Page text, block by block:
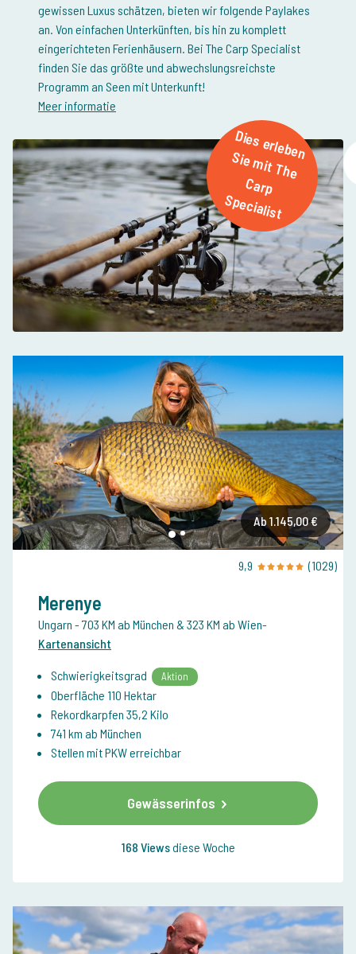
gewissen Luxus schätzen, bieten wir folgende Paylakes
an. Von einfachen Unterkünften, bis hin zu komplett
eingerichteten Ferienhäusern. Bei The Carp Specialist
finden Sie das größte und abwechslungsreichste
Meer informatie
D
ie
s
e
rle
b
e
n
S
ie
m
it T
h
e
C
a
rp
S
p
e
c
ia
lis
t
Ab 1.145,00 €
9,9 (1029)
Merenye
Ungarn - 703 KM ab München & 323 KM ab Wien-
Kartenansicht
Schwierigkeitsgrad Aktion
Oberfläche 110 Hektar
Rekordkarpfen 35,2 Kilo
741 km ab München
Stellen mit PKW erreichbar
Gewässerinfos
168 Viewsdiese Woche